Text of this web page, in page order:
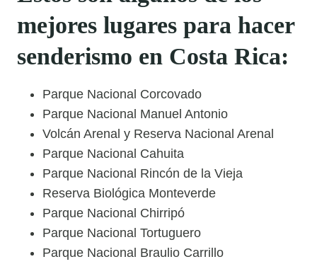
mejores lugares para hacer
senderismo en Costa Rica:
Parque Nacional Corcovado
Parque Nacional Manuel Antonio
Volcán Arenal y Reserva Nacional Arenal
Parque Nacional Cahuita
Parque Nacional Rincón de la Vieja
Reserva Biológica Monteverde
Parque Nacional Chirripó
Parque Nacional Tortuguero
Parque Nacional Braulio Carrillo